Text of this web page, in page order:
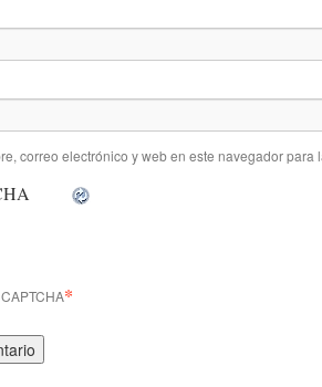
correo electrónico y web en este navegador para
*